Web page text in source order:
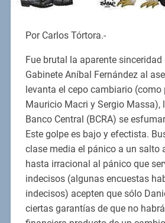
Por Carlos Tórtora.-
Fue brutal la aparente sinceridad
Gabinete Aníbal Fernández al
levanta el cepo cambiario (como
Mauricio Macri y Sergio Massa),
Banco Central (BCRA) se
Este golpe es bajo y efectista.
clase media el pánico a un salto
hasta irracional al pánico que
indecisos (algunas encuestas
indecisos) acepten que sólo
ciertas garantías de que no